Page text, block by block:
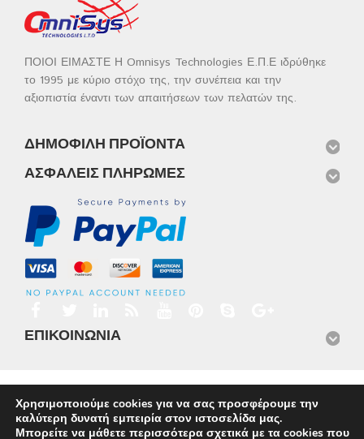
ΠΟΙΟΙ ΕΙΜΑΣΤΕ Η Omnisys Technologies Ε.Π.Ε ιδρύθηκε
το 1995 με κύριο στόχο της, την συνέπεια και την
αξιοπιστία έναντι των απαιτήσεων των πελατών της.
ΔΗΜΟΦΙΛΉ ΠΡΟΪΌΝΤΑ
ΑΣΦΑΛΕΊΣ ΠΛΗΡΩΜΈΣ
ΕΠΙΚΟΙΝΩΝΊΑ
Προϊόντα
Φωτογραφίες
Service
Εταιρικό Προφίλ
Επικοινωνία
© 2026Omnisys
Χρησιμοποιούμε cookies για να σας προσφέρουμε την
καλύτερη δυνατή εμπειρία στον ιστοσελίδα μας.
Μπορείτε να μάθετε περισσότερα σχετικά με τα cookies που